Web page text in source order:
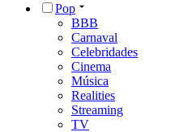
Pop
BBB
Carnaval
Celebridades
Cinema
Música
Realities
Streaming
TV